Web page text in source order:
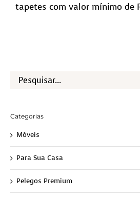
tapetes com valor mínimo de
Categorias
Móveis
Para Sua Casa
Pelegos Premium